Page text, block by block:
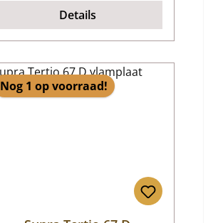
Details
Nog 1 op voorraad!